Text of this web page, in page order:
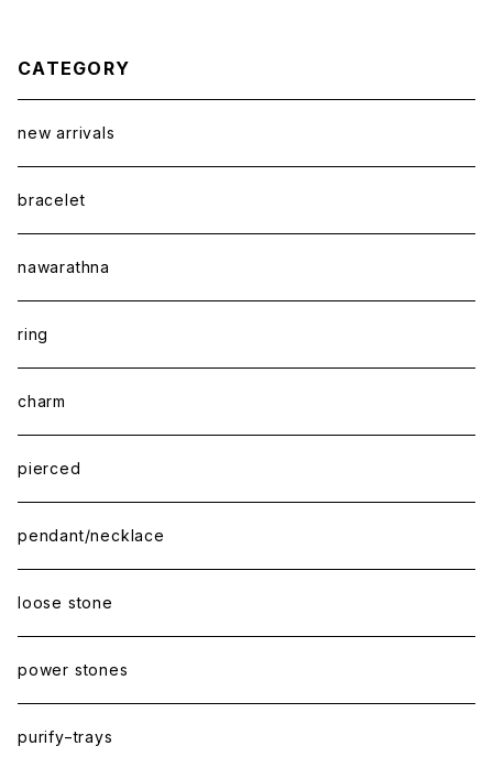
CATEGORY
new arrivals
bracelet
nawarathna
ring
charm
pierced
pendant/necklace
loose stone
power stones
purify−trays